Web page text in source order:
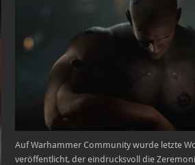
Rüstung
an
Auf Warhammer Community wurde letzte
veröffentlicht, der eindrucksvoll die